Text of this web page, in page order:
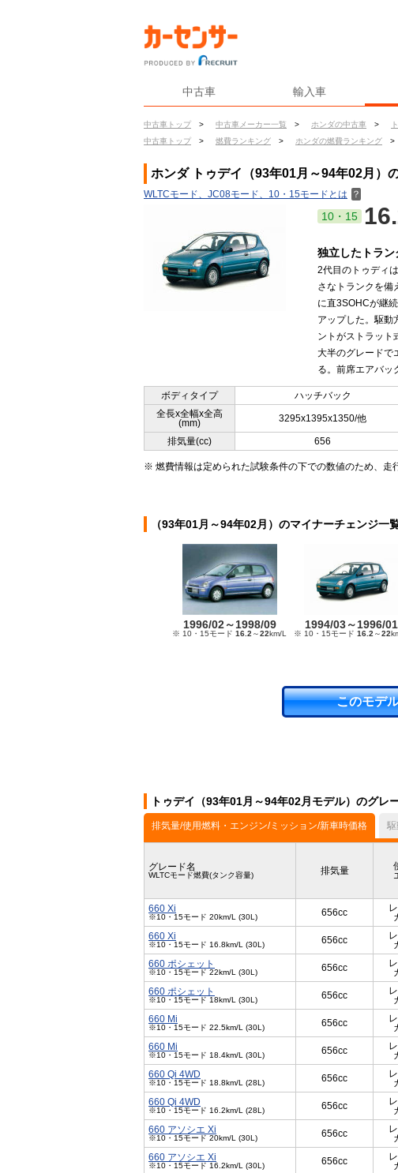
中古車 輸入車
中古車トップ > 中古車メーカー一覧 > ホンダの中古車 >
中古車トップ
> 燃費ランキング > ホンダの燃費ランキング >
ホンダ トゥデイ（93年01月～94年02月）
WLTCモード、JC08モード、10・15モードとは ？
10・15
独立したトラン
2代目のトゥディ
さなトランクを備
に直3SOHCが継
アップした。駆動
ントがストラット
大半のグレードで
る。前席エアバッ
ボディタイプ ハッチバック
全長x全幅x全高
(mm)
3295x1395x1350/他
排気量(cc) 656
※ 燃費情報は定められた試験条件の下での数値のため、走
（93年01月～94年02月）のマイナーチェンジ一
1996/02～1998/09
※ 10・15モード 16.2～22km/L
1994/03～1996/01
※ 10・15モード 16.2～22
このモデ
トゥデイ（93年01月～94年02月モデル）のグレ
排気量/使用燃料・エンジン/ミッション/新車時価格
グレード名
WLTCモード燃費(タンク容量) 排気量
660 Xi
※10・15モード 20km/L (30L) 656cc
660 Xi
※10・15モード 16.8km/L (30L) 656cc
660 ポシェット
※10・15モード 22km/L (30L) 656cc
660 ポシェット
※10・15モード 18km/L (30L) 656cc
660 Mi
※10・15モード 22.5km/L (30L) 656cc
660 Mi
※10・15モード 18.4km/L (30L) 656cc
660 Qi 4WD
※10・15モード 18.8km/L (28L) 656cc
660 Qi 4WD
※10・15モード 16.2km/L (28L) 656cc
660 アソシエ Xi
※10・15モード 20km/L (30L) 656cc
660 アソシエ Xi
※10・15モード 16.2km/L (30L) 656cc